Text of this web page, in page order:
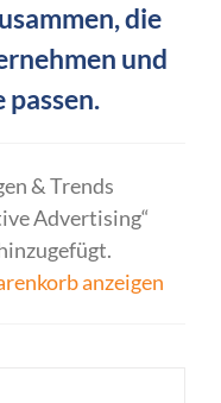
die
und
& Trends
Advertising“
anzeigen